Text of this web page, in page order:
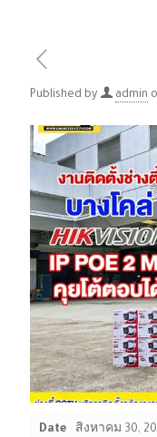
Published by admin
Date สิงหาคม 30,